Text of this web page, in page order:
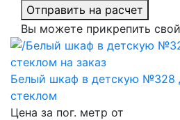
Отправить на расчет
Вы можете прикрепить
Белый шкаф в детскую №328
стеклом
Цена за пог. метр от